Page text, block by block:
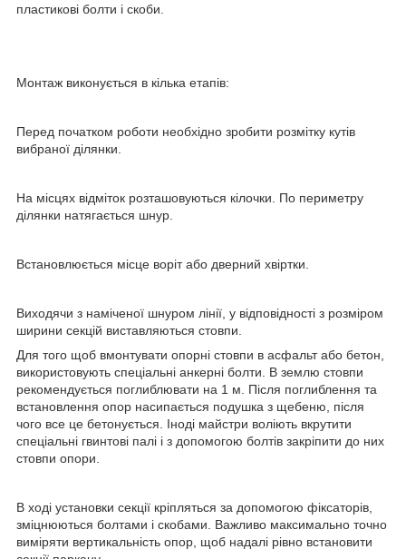
пластикові болти і скоби.
Монтаж виконується в кілька етапів:
Перед початком роботи необхідно зробити розмітку кутів
вибраної ділянки.
На місцях відміток розташовуються кілочки. По периметру
ділянки натягається шнур.
Встановлюється місце воріт або дверний хвіртки.
Виходячи з наміченої шнуром лінії, у відповідності з розміром
ширини секцій виставляються стовпи.
Для того щоб вмонтувати опорні стовпи в асфальт або бетон,
використовують спеціальні анкерні болти. В землю стовпи
рекомендується поглиблювати на 1 м. Після поглиблення та
встановлення опор насипається подушка з щебеню, після
чого все це бетонується. Іноді майстри воліють вкрутити
спеціальні гвинтові палі і з допомогою болтів закріпити до них
стовпи опори.
В ході установки секції кріпляться за допомогою фіксаторів,
зміцнюються болтами і скобами. Важливо максимально точно
виміряти вертикальність опор, щоб надалі рівно встановити